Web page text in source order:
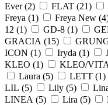
Ever (2) FLAT (21)
Freya (1) Freya New (4
12 (1) GD-8 (1)
GRACIA (15)
ICON (1) Iryda (1)
KLEO (1) KLEO/
Laura (5) LETT (1)
LIL (5) Lily (5)
LINEA (5) Lira (5)